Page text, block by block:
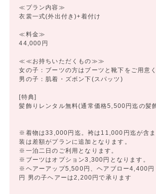
≪プラン内容≫
衣裳一式(外出付き)+着付け
≪料金≫
44,000円
≪≪お持ちいただくもの≫≫
女の子：ブーツの方はブーツと靴下をご用意く
男の子：肌着・ズボン下(スパッツ)
[特典]
髪飾りレンタル無料(通常価格5,500円迄の髪
※着物は33,000円迄。袴は11,000円迄が含
装は差額がプランに追加となります。
※一泊二日のご利用となります。
※ブーツはオプション3,300円となります。
※ヘアーアップ5,500円、ヘアブロー4,400
円 男の子ヘアーは2,200円で承ります